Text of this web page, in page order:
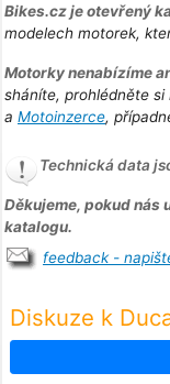
Bikes.cz je otevřený
modelech motorek,
Motorky nenabízíme
sháníte, prohlédněte
a Motoinzerce,
Technická data
Děkujeme, pokud nás
katalogu.
feedback -
Diskuze k